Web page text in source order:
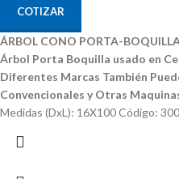
COTIZAR
ÁRBOL CONO PORTA-
Árbol Porta Boquilla usado en
Diferentes Marcas También
Convencionales y Otras
Medidas (DxL): 16X100 Código: